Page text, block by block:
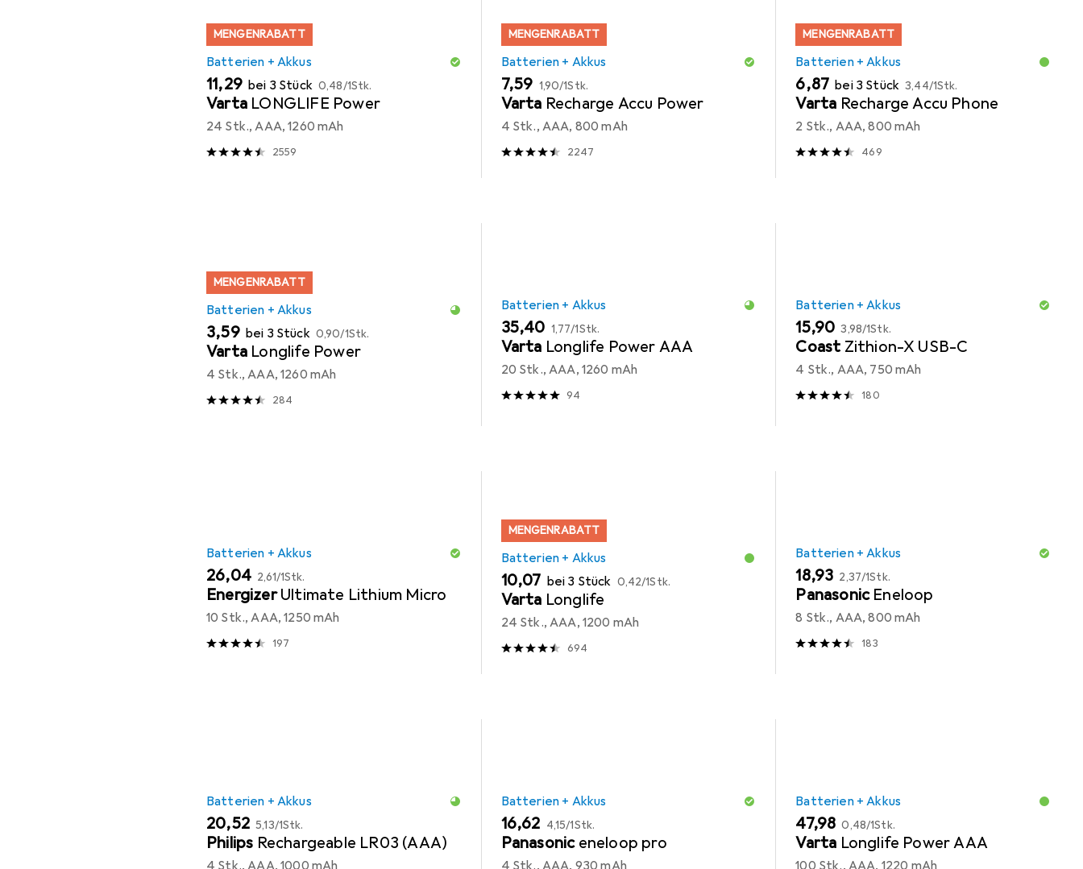
MENGENRABATT
Batterien + Akkus
EUR
11,29 bei 3 Stück EUR
0,48/1Stk.
Varta LONGLIFE Power
24 Stk., AAA, 1260 mAh
2559
MENGENRABATT
Batterien + Akkus
EUR
7,59 EUR
1,90/1Stk.
Varta Recharge Accu Power
4 Stk., AAA, 800 mAh
2247
MENGENRABATT
Batterien + Akkus
EUR
6,87 bei 3 Stück EUR
3,44/1Stk.
Varta Recharge Accu Phone
2 Stk., AAA, 800 mAh
469
MENGENRABATT
Batterien + Akkus
EUR
3,59 bei 3 Stück EUR
0,90/1Stk.
Varta Longlife Power
4 Stk., AAA, 1260 mAh
284
Batterien + Akkus
EUR
35,40 EUR
1,77/1Stk.
Varta Longlife Power AAA
20 Stk., AAA, 1260 mAh
94
Batterien + Akkus
EUR
15,90 EUR
3,98/1Stk.
Coast Zithion-X USB-C
4 Stk., AAA, 750 mAh
180
Batterien + Akkus
EUR
26,04 EUR
2,61/1Stk.
Energizer Ultimate Lithium Micro
10 Stk., AAA, 1250 mAh
197
MENGENRABATT
Batterien + Akkus
EUR
10,07 bei 3 Stück EUR
0,42/1Stk.
Varta Longlife
24 Stk., AAA, 1200 mAh
694
Batterien + Akkus
EUR
18,93 EUR
2,37/1Stk.
Panasonic Eneloop
8 Stk., AAA, 800 mAh
183
Batterien + Akkus
EUR
20,52 EUR
5,13/1Stk.
Philips Rechargeable LR03 (AAA)
Batterien + Akkus
EUR
16,62 EUR
4,15/1Stk.
Panasonic eneloop pro
Batterien + Akkus
EUR
47,98 EUR
0,48/1Stk.
Varta Longlife Power AAA